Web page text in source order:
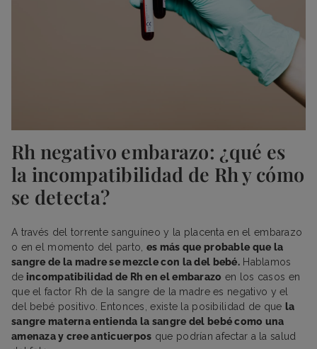
Rh negativo embarazo: ¿qué es
la incompatibilidad de Rh y cómo
se detecta?
A través del torrente sanguíneo y la placenta en el embarazo
o en el momento del parto, es más que probable que la
sangre de la madre se mezcle con la del bebé.Hablamos
de incompatibilidad de Rh en el embarazo en los casos en
que el factor Rh de la sangre de la madre es negativo y el
del bebé positivo. Entonces, existe la posibilidad de que la
sangre materna entienda la sangre del bebé como una
amenaza y cree anticuerpos que podrían afectar a la salud